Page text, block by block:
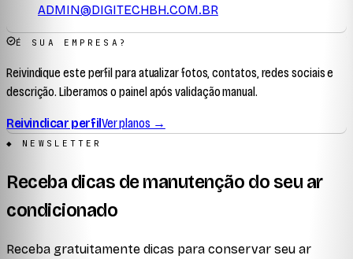
ADMIN@DIGITECHBH.COM.BR
É SUA EMPRESA?
Reivindique este perfil para atualizar fotos, contatos, redes sociais e
descrição. Liberamos o painel após validação manual.
Reivindicar perfilVer planos →
◆ NEWSLETTER
Receba dicas de manutenção do seu ar
condicionado
Receba gratuitamente dicas para conservar seu ar